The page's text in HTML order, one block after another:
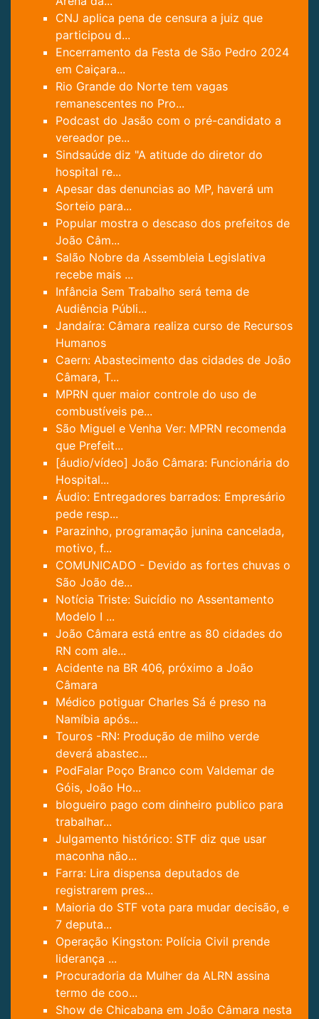
CNJ aplica pena de censura a juiz que
participou d...
Encerramento da Festa de São Pedro 2024
em Caiçara...
Rio Grande do Norte tem vagas
remanescentes no Pro...
Podcast do Jasão com o pré-candidato a
vereador pe...
Sindsaúde diz "A atitude do diretor do
hospital re...
Apesar das denuncias ao MP, haverá um
Sorteio para...
Popular mostra o descaso dos prefeitos de
João Câm...
Salão Nobre da Assembleia Legislativa
recebe mais ...
Infância Sem Trabalho será tema de
Audiência Públi...
Jandaíra: Câmara realiza curso de Recursos
Humanos
Caern: Abastecimento das cidades de João
Câmara, T...
MPRN quer maior controle do uso de
combustíveis pe...
São Miguel e Venha Ver: MPRN recomenda
que Prefeit...
[áudio/vídeo] João Câmara: Funcionária do
Hospital...
Áudio: Entregadores barrados: Empresário
pede resp...
Parazinho, programação junina cancelada,
motivo, f...
COMUNICADO - Devido as fortes chuvas o
São João de...
Notícia Triste: Suicídio no Assentamento
Modelo I ...
João Câmara está entre as 80 cidades do
RN com ale...
Acidente na BR 406, próximo a João
Câmara
Médico potiguar Charles Sá é preso na
Namíbia após...
Touros -RN: Produção de milho verde
deverá abastec...
PodFalar Poço Branco com Valdemar de
Góis, João Ho...
blogueiro pago com dinheiro publico para
trabalhar...
Julgamento histórico: STF diz que usar
maconha não...
Farra: Lira dispensa deputados de
registrarem pres...
Maioria do STF vota para mudar decisão, e
7 deputa...
Operação Kingston: Polícia Civil prende
liderança ...
Procuradoria da Mulher da ALRN assina
termo de coo...
Show de Chicabana em João Câmara nesta